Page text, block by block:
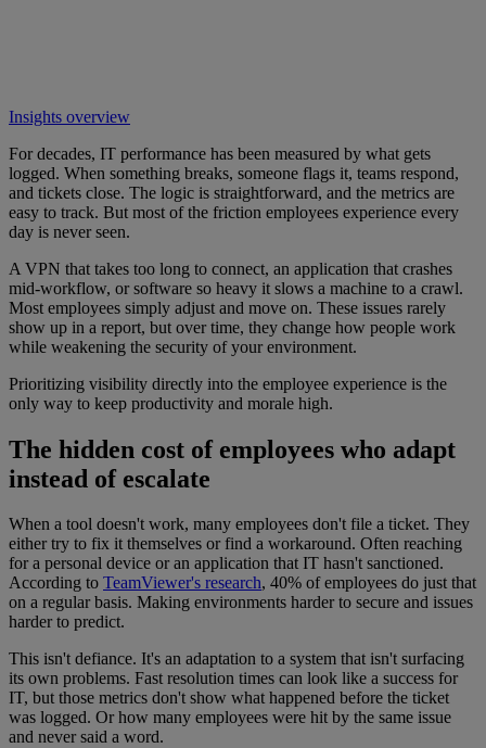
Insights overview
For decades, IT performance has been measured by what gets
logged. When something breaks, someone flags it, teams respond,
and tickets close. The logic is straightforward, and the metrics are
easy to track. But most of the friction employees experience every
day is never seen.
A VPN that takes too long to connect, an application that crashes
mid-workflow, or software so heavy it slows a machine to a crawl.
Most employees simply adjust and move on. These issues rarely
show up in a report, but over time, they change how people work
while weakening the security of your environment.
Prioritizing visibility directly into the employee experience is the
only way to keep productivity and morale high.
The hidden cost of employees who adapt
instead of escalate
When a tool doesn't work, many employees don't file a ticket. They
either try to fix it themselves or find a workaround. Often reaching
for a personal device or an application that IT hasn't sanctioned.
According to TeamViewer's research, 40% of employees do just that
on a regular basis. Making environments harder to secure and issues
harder to predict.
This isn't defiance. It's an adaptation to a system that isn't surfacing
its own problems. Fast resolution times can look like a success for
IT, but those metrics don't show what happened before the ticket
was logged. Or how many employees were hit by the same issue
and never said a word.